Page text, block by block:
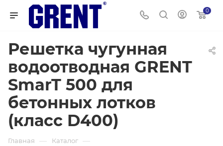
0
Решетка чугунная
водоотводная GRENT
SmarT 500 для
бетонных лотков
(класс D400)
Главная — Каталог —